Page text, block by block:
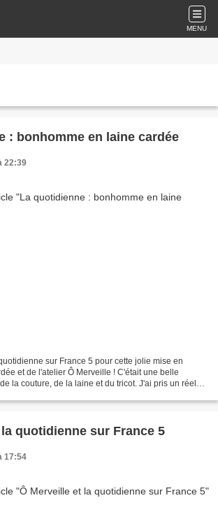
MENU
: bonhomme en laine cardée
22:39
sur France 5 pour cette jolie mise en
et de l'atelier Ô Merveille ! C'était une belle
la couture, de la laine et du tricot. J'ai pris un réel
quotidienne sur France 5
17:54